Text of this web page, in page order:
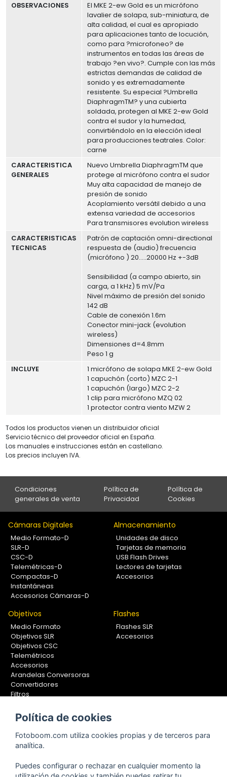
OBSERVACIONES
El MKE 2-ew Gold es un micrófono
lavalier de solapa, sub-miniatura, de
alta calidad, el cual es apropiado
para aplicaciones tanto de locución,
como para ?microfoneo? de
instrumentos en todas las áreas de
trabajo ?en vivo?. Cumple con las más
estrictas demandas de calidad de
sonido y es extremadamente
resistente. Su especial ?Umbrella
DiaphragmTM? y una cubierta
soldada, protegen al MKE 2-ew Gold
contra el sudor y la humedad,
convirtiéndolo en la elección ideal
para producciones teatrales. Color:
carne
CARACTERISTICA
GENERALES
Nuevo Umbrella DiaphragmTM que
protege al micrófono contra el sudor
Muy alta capacidad de manejo de
presión de sonido
Acoplamiento versátil debido a una
extensa variedad de accesorios
Para transmisores evolution wireless
CARACTERISTICAS
TECNICAS
Patrón de captación omni-directional
respuesta de (audio) frecuencia
(micrófono ) 20.....20000 Hz +-3dB
Sensibilidad (a campo abierto, sin
carga, a 1 kHz) 5 mV/Pa
Nivel máximo de presión del sonido
142 dB
Cable de conexión 1.6m
Conector mini-jack (evolution
wireless)
Dimensiones d=4.8mm
Peso 1 g
INCLUYE
1 micrófono de solapa MKE 2-ew Gold
1 capuchón (corto) MZC 2-1
1 capuchón (largo) MZC 2-2
1 clip para micrófono MZQ 02
1 protector contra viento MZW 2
Todos los productos vienen un distribuidor oficial
Servicio técnico del proveedor oficial en España.
Los manuales e instrucciones están en castellano.
Los precios incluyen IVA.
Condiciones
generales de venta
Política de
Privacidad
Política de
Cookies
Cámaras Digitales
Medio Formato-D
SLR-D
CSC-D
Telemétricas-D
Compactas-D
Instantáneas
Accesorios Cámaras-D
Almacenamiento
Unidades de disco
Tarjetas de memoria
USB Flash Drives
Lectores de tarjetas
Accesorios
Objetivos
Medio Formato
Objetivos SLR
Objetivos CSC
Telemétricos
Accesorios
Arandelas Conversoras
Convertidores
Filtros
Calibradores
Flashes
Flashes SLR
Accesorios
Soportes Fotografía
Monopiés
Trípodes
Kit Completos
Política de cookies
Fotoboom.com utiliza cookies propias y de terceros para
analítica.
Puedes configurar o rechazar en cualquier momento la